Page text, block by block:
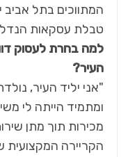
המתווכים בתל אביב
טבלת עסקאות
למה בחרת לעסוק
העיר?
"אני יליד העיר,
ומתמיד הייתה לי
מכירות תוך מתן
הקריירה המקצועית